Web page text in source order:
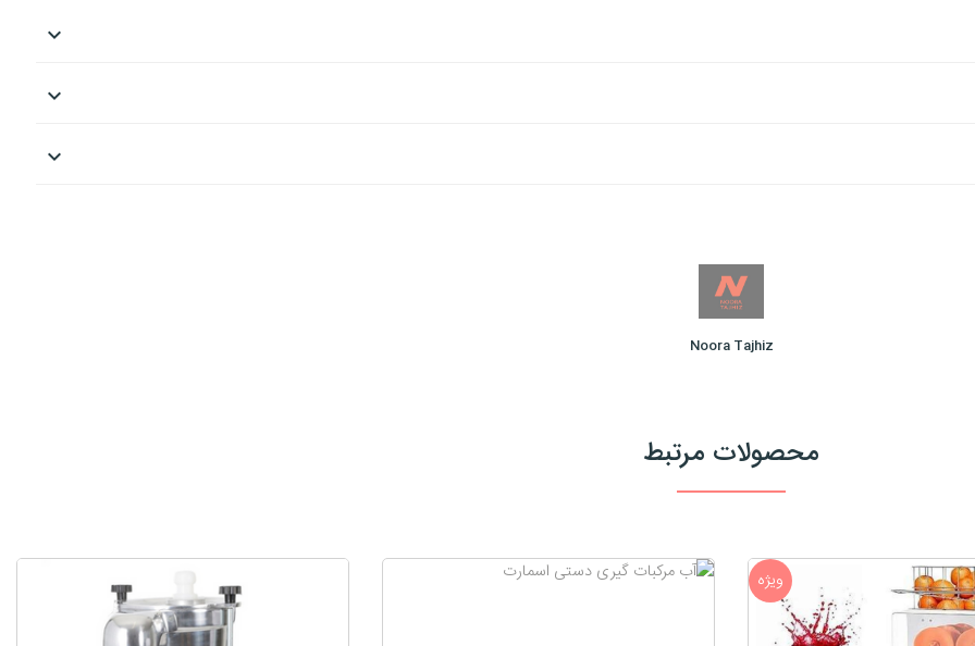
Noora Tajhiz
محصولات مرتبط
ویژه